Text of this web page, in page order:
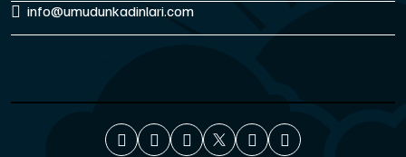
info@umudunkadinlari.com